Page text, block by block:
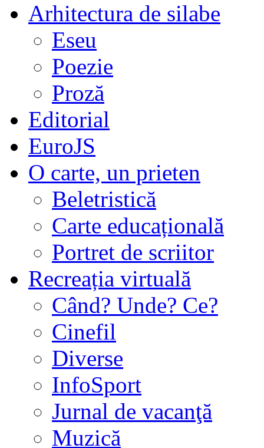
Arhitectura de silabe
Eseu
Poezie
Proză
Editorial
EuroJS
O carte, un prieten
Beletristică
Carte educațională
Portret de scriitor
Recreația virtuală
Când? Unde? Ce?
Cinefil
Diverse
InfoSport
Jurnal de vacanţă
Muzică